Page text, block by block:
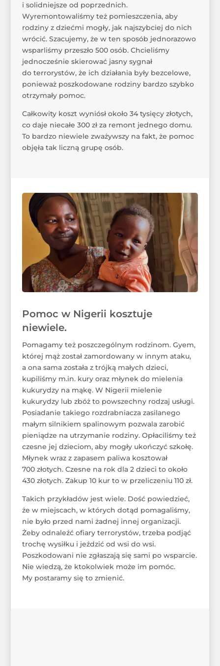
i solidniejsze od poprzednich.
Wyremontowaliśmy też pomieszczenia, aby
rodziny z dziećmi mogły, jak najszybciej do nich
wrócić. Szacujemy, że w ten sposób jednorazowo
wsparliśmy przeszło 500 osób. Chcieliśmy
jednocześnie skierować jasny sygnał
do terrorystów, że ich działania były bezcelowe,
ponieważ poszkodowane rodziny bardzo szybko
otrzymały pomoc.
Całkowity koszt wyniósł około 34 tysięcy złotych,
co daje niecałe 300 zł za remont jednego domu.
To bardzo niewiele zważywszy na fakt, że pomoc
objęła tak liczną grupę osób.
Pomoc w Nigerii kosztuje
niewiele.
Pomagamy też poszczególnym rodzinom. Gyem,
której mąż został zamordowany w innym ataku,
a ona sama została z trójką małych dzieci,
kupiliśmy m.in. kury oraz młynek do mielenia
kukurydzy na mąkę. W Nigerii mielenie
kukurydzy lub zbóż to powszechny rodzaj usługi.
Posiadanie takiego rozdrabniacza zasilanego
małym silnikiem spalinowym pozwala zarobić
pieniądze na utrzymanie rodziny. Opłaciliśmy też
czesne jej dzieciom, aby mogły ukończyć szkołę.
Młynek wraz z zapasem paliwa kosztował
700 złotych. Czesne na rok dla 2 dzieci to około
430 złotych. Zakup 10 kur to w przeliczeniu 110 zł.
Takich przykładów jest wiele. Dość powiedzieć,
że w miejscach, w których dotąd pomagaliśmy,
nie było przed nami żadnej innej organizacji.
Żeby odnaleźć ofiary terrorystów, trzeba podjąć
trochę wysiłku i jeździć od wsi do wsi.
Poszkodowani nie zgłaszają się sami po wsparcie.
Nie wiedzą, że ktokolwiek może im pomóc.
My postaramy się to zmienić.